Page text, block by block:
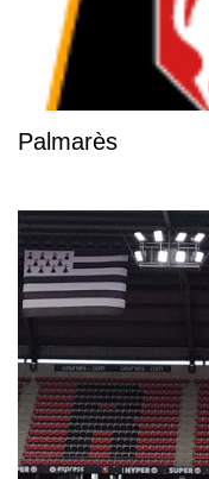
Palmarès